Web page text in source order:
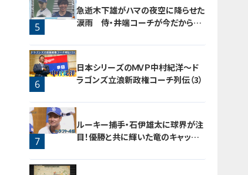
5
急逝木下雄がハマの夜空に降らせた
涙雨 侍・井端コーチが今だから明
6
日本シリーズのＭＶＰ中村紀洋～ド
ラゴンズ立浪新政権コーチ列伝（3）
7
ルーキー捕手・石伊雄太に球界が注
目！優勝と共に輝いた竜のキャッチャ